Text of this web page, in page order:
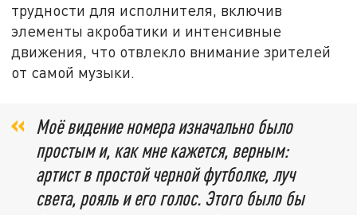
трудности для исполнителя, включив
элементы акробатики и интенсивные
движения, что отвлекло внимание зрителей
от самой музыки.
Моё видение номера изначально было
простым и, как мне кажется, верным:
артист в простой черной футболке, луч
света, рояль и его голос. Этого было бы